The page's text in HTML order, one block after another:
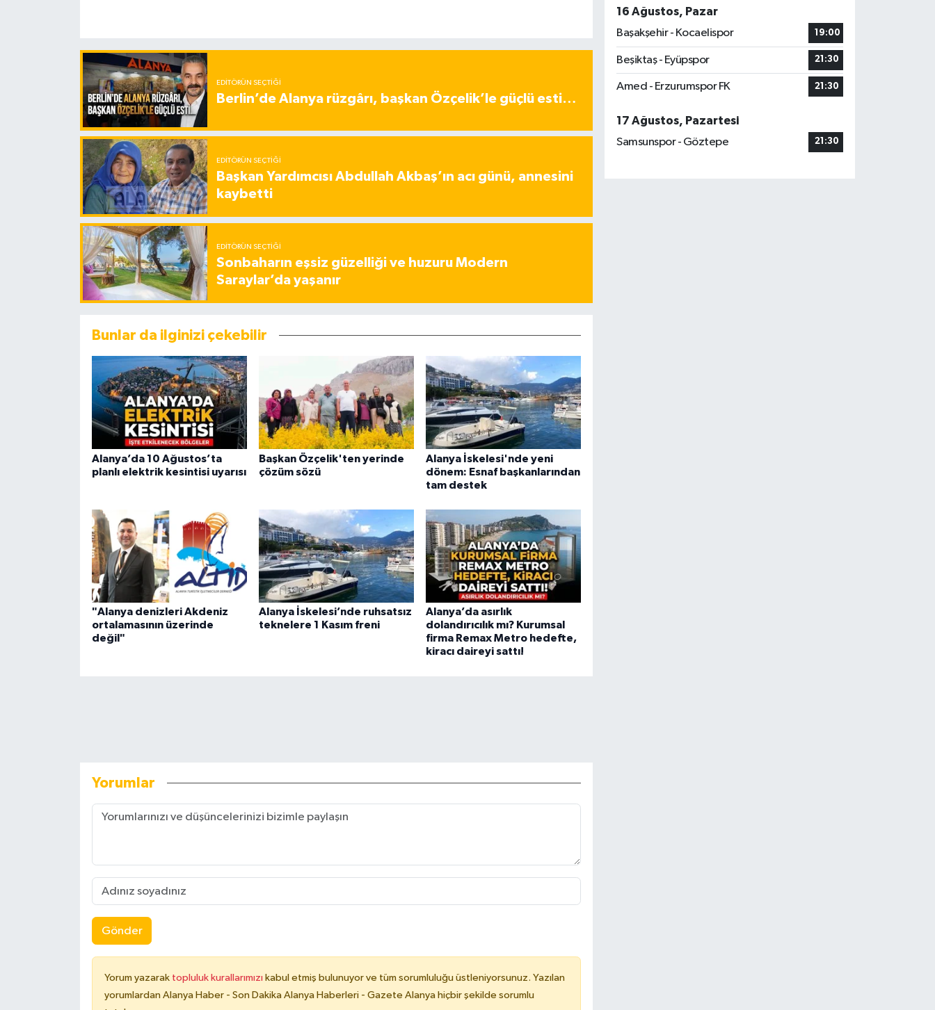
EDITÖRÜN SEÇTIĞI
Berlin’de Alanya rüzgârı, başkan Özçelik’le güçlü esti…
EDITÖRÜN SEÇTIĞI
Başkan Yardımcısı Abdullah Akbaş’ın acı günü, annesini
kaybetti
EDITÖRÜN SEÇTIĞI
Sonbaharın eşsiz güzelliği ve huzuru Modern
Saraylar’da yaşanır
Bunlar da ilginizi çekebilir
Alanya’da 10 Ağustos’ta
planlı elektrik kesintisi uyarısı
Başkan Özçelik'ten yerinde
çözüm sözü
Alanya İskelesi'nde yeni
dönem: Esnaf başkanlarından
tam destek
"Alanya denizleri Akdeniz
ortalamasının üzerinde
değil"
Alanya İskelesi’nde ruhsatsız
teknelere 1 Kasım freni
Alanya’da asırlık
dolandırıcılık mı? Kurumsal
firma Remax Metro hedefte,
kiracı daireyi sattı!
Yorumlar
Gönder
Yorum yazarak topluluk kurallarımızı kabul etmiş bulunuyor ve tüm sorumluluğu üstleniyorsunuz. Yazılan
yorumlardan Alanya Haber - Son Dakika Alanya Haberleri - Gazete Alanya hiçbir şekilde sorumlu
16 Ağustos, Pazar
Başakşehir - Kocaelispor
19:00
Beşiktaş - Eyüpspor 21:30
Amed - Erzurumspor FK 21:30
17 Ağustos, Pazartesi
Samsunspor - Göztepe
21:30